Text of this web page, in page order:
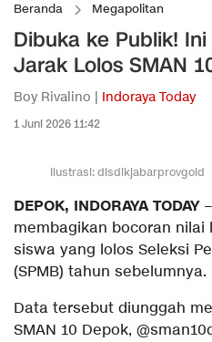
Beranda Megapolitan
Dibuka ke Publik!
Jarak Lolos SMAN
Boy Rivalino | Indoraya Today
1 Juni 2026 11:42
Ilustrasi: disdikjabarprovgoid
DEPOK, INDORAYA TODAY
membagikan bocoran nilai
siswa yang lolos Seleksi
(SPMB) tahun sebelumnya.
Data tersebut diunggah
SMAN 10 Depok,